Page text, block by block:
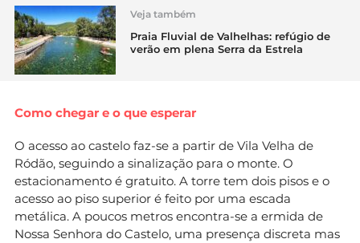
Veja também
Praia Fluvial de Valhelhas: refúgio de
verão em plena Serra da Estrela
Como chegar e o que esperar
O acesso ao castelo faz-se a partir de Vila Velha de
Ródão, seguindo a sinalização para o monte. O
estacionamento é gratuito. A torre tem dois pisos e o
acesso ao piso superior é feito por uma escada
metálica. A poucos metros encontra-se a ermida de
Nossa Senhora do Castelo, uma presença discreta mas